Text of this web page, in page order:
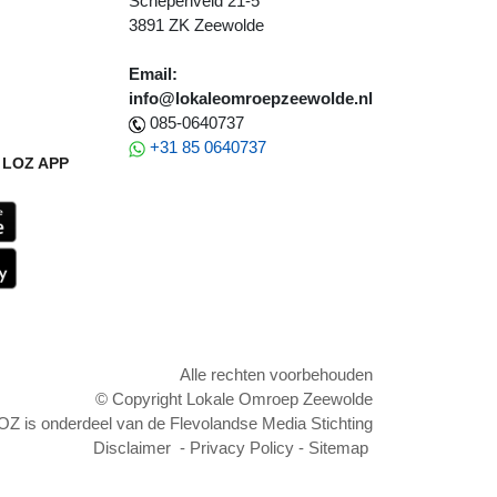
APP
3891 ZK Zeewolde
Email:
info@lokaleomroepzeewolde.nl
085-0640737
+31 85 0640737
Alle rechten voorbehouden
© Copyright Lokale Omroep Zeewolde
is onderdeel van de Flevolandse Media Stichting
Disclaimer - Privacy Policy - Sitemap